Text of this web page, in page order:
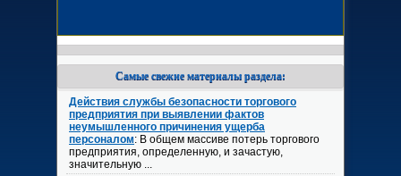
Самые свежие материалы раздела:
Действия службы безопасности торгового
предприятия при выявлении фактов
неумышленного причинения ущерба
персоналом: В общем массиве потерь торгового
предприятия, определенную, и зачастую,
значительную ...